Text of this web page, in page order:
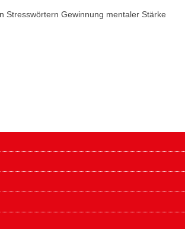
Stresswörtern Gewinnung mentaler Stärke